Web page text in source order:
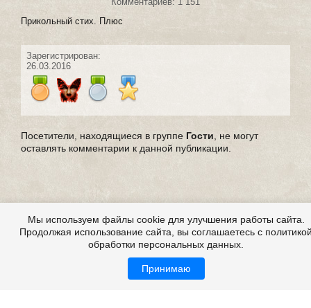
Прикольный стих. Плюс
Зарегистрирован:
26.03.2016
Посетители, находящиеся в группе Гости , не могут
оставлять комментарии к данной публикации.
Мы используем файлы cookie для улучшения работы сайта.
Продолжая использование сайта, вы соглашаетесь с
обработки персональных данных.
Принимаю